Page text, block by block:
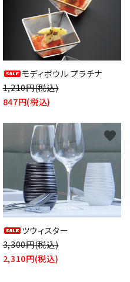
モディボウル プラチナ
1,210円(税込)
847円(税込)
ツウィスター
3,300円(税込)
2,310円(税込)
favorite